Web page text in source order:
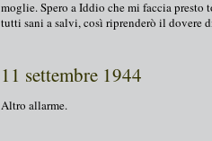
moglie. Spero a Iddio che mi faccia
tutti sani a salvi, così riprenderò il dovere
11 settembre 1944
Altro allarme.